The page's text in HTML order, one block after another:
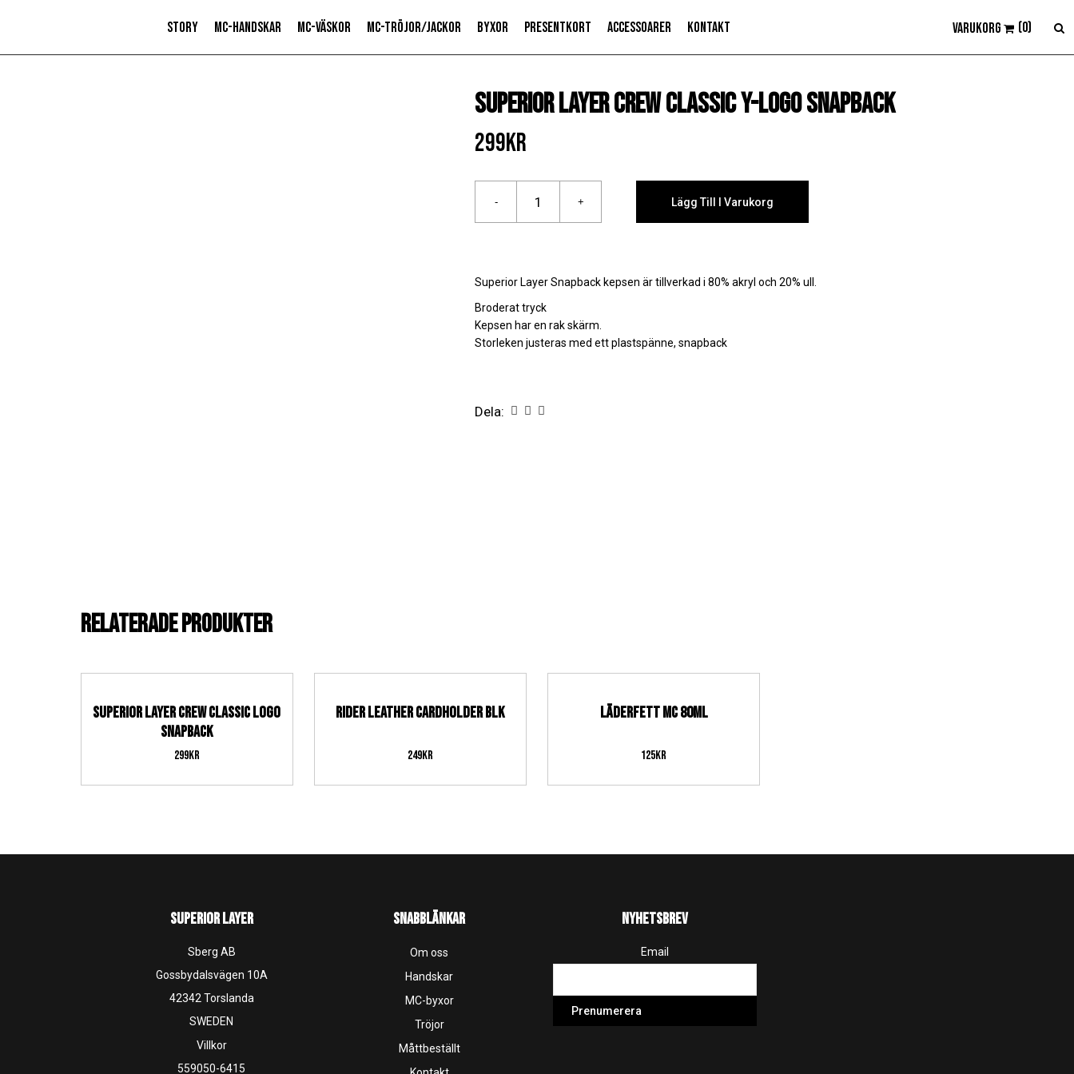
Story MC-Handskar MC-Väskor MC-Tröjor/jackor Byxor Presentkort Accessoarer Kontakt 0
Superior Layer crew classic Y-logo snapback
299kr
Lägg Till I Varukorg
Superior Layer Snapback kepsen är tillverkad i 80% akryl och 20% ull.
Broderat tryck
Kepsen har en rak skärm.
Storleken justeras med ett plastspänne, snapback
Dela:
Relaterade Produkter
Superior Layer crew classic logo
snapback
299kr
Rider Leather cardholder BLK
249kr
Läderfett MC 80ml
125kr
SUPERIOR LAYER
Sberg AB
Gossbydalsvägen 10A
42342 Torslanda
SWEDEN
Villkor
559050-6415
SNABBLÄNKAR
Om oss
Handskar
MC-byxor
Tröjor
Måttbeställt
NYHETSBREV
Email